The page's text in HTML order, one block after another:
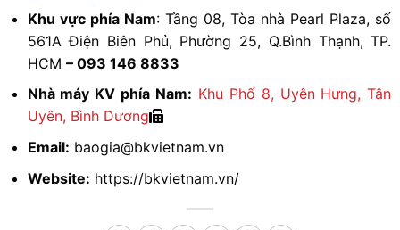
Khu vực phía Nam: Tầng 08, Tòa nhà Pearl Plaza, số
561A Điện Biên Phủ, Phường 25, Q.Bình Thạnh, TP.
HCM – 093 146 8833
Nhà máy KV phía Nam: Khu Phố 8, Uyên Hưng, Tân
Uyên, Bình Dương
Email: baogia@bkvietnam.vn
Website: https://bkvietnam.vn/